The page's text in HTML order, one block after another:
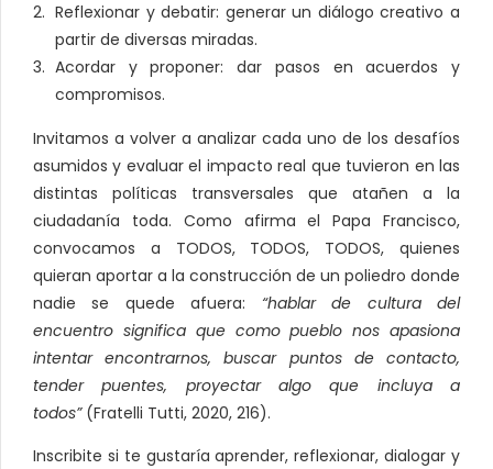
Reflexionar y debatir: generar un diálogo creativo a
partir de diversas miradas.
Acordar y proponer: dar pasos en acuerdos y
compromisos.
Invitamos a volver a analizar cada uno de los desafíos
asumidos y evaluar el impacto real que tuvieron en las
distintas políticas transversales que atañen a la
ciudadanía toda. Como afirma el Papa Francisco,
convocamos a TODOS, TODOS, TODOS, quienes
quieran aportar a la construcción de un poliedro donde
nadie se quede afuera: “hablar de cultura del
encuentro significa que como pueblo nos apasiona
intentar encontrarnos, buscar puntos de contacto,
tender puentes, proyectar algo que incluya a
todos” (Fratelli Tutti, 2020, 216).
Inscribite si te gustaría aprender, reflexionar, dialogar y